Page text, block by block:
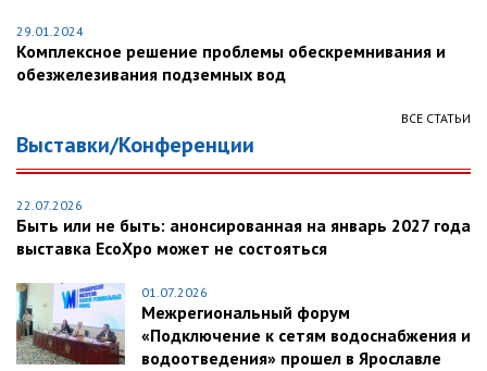
29.01.2024
Комплексное решение проблемы обескремнивания и
обезжелезивания подземных вод
ВСЕ СТАТЬИ
Выставки/Конференции
22.07.2026
Быть или не быть: анонсированная на январь 2027 года
выставка EcoXpo может не состояться
01.07.2026
Межрегиональный форум
«Подключение к сетям водоснабжения и
водоотведения» прошел в Ярославле